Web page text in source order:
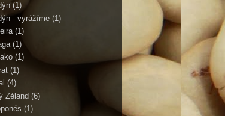
(1)
- vyrážíme (1)
(1)
(1)
(1)
(1)
(4)
Zéland (6)
(1)